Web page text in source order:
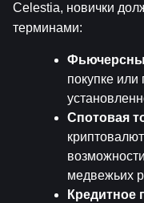
Celestia, новички
терминами:
покупке
Спотовая
медвежьих
Кредитное